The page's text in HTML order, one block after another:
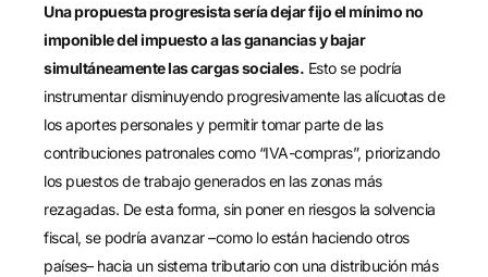
Una propuesta progresista sería dejar fijo el mínimo no
imponible del impuesto a las ganancias y bajar
simultáneamente las cargas sociales. Esto se podría
instrumentar disminuyendo progresivamente las alícuotas de
los aportes personales y permitir tomar parte de las
contribuciones patronales como “IVA-compras”, priorizando
los puestos de trabajo generados en las zonas más
rezagadas. De esta forma, sin poner en riesgos la solvencia
fiscal, se podría avanzar –como lo están haciendo otros
países– hacia un sistema tributario con una distribución más